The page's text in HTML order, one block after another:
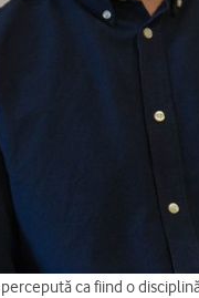
ca fiind o